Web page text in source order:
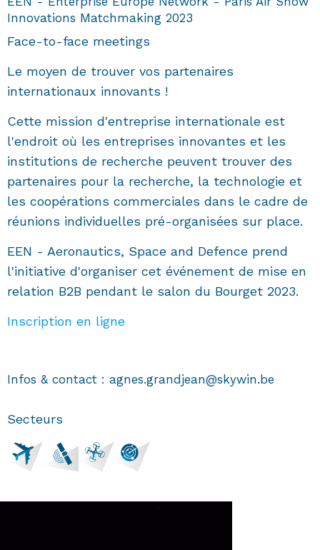
Innovations Matchmaking 2023
Face-to-face meetings
Le moyen de trouver vos partenaires
internationaux innovants !
Cette mission d'entreprise internationale est
l'endroit où les entreprises innovantes et les
institutions de recherche peuvent trouver des
partenaires pour la recherche, la technologie et
les coopérations commerciales dans le cadre de
réunions individuelles pré-organisées sur place.
EEN - Aeronautics, Space and Defence prend
l'initiative d'organiser cet événement de mise en
relation B2B pendant le salon du Bourget 2023.
Inscription en ligne
Infos & contact : agnes.grandjean@skywin.be
Secteurs